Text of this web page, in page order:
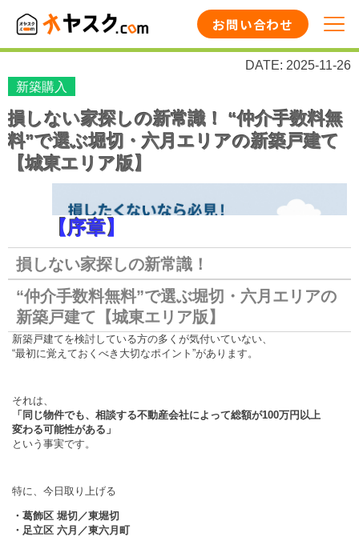
お問い合わせ
DATE: 2025-11-26
新築購入
損しない家探しの新常識！ “仲介手数料無
料”で選ぶ堀切・六月エリアの新築戸建て
【城東エリア版】
【序章】
損しない家探しの新常識！
“仲介手数料無料”で選ぶ堀切・六月エリアの
新築戸建て【城東エリア版】
新築戸建てを検討している方の多くが気付いていない、
“最初に覚えておくべき大切なポイント”があります。
それは、
「同じ物件でも、相談する不動産会社によって総額が100万円以上
変わる可能性がある」
という事実です。
特に、今日取り上げる
・葛飾区 堀切／東堀切
・足立区 六月／東六月町